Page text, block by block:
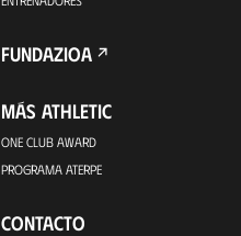
FUNDAZIOA
MÁS ATHLETIC
ONE CLUB AWARD
PROGRAMA ATERPE
CONTACTO